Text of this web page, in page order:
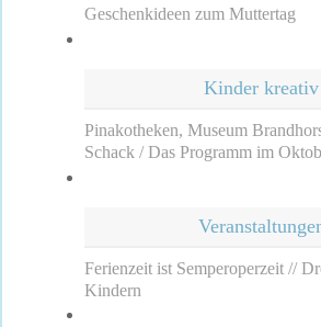
Geschenkideen zum Muttertag
Kinder kreativ
Pinakotheken, Museum
Schack / Das Programm im
Ferienzeit ist Semperoperzeit //
Kindern